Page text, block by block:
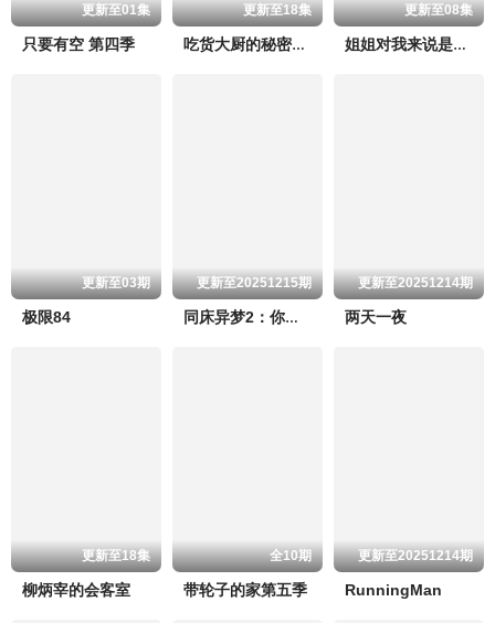
更新至01集
只要有空 第四季
更新至18集
吃货大厨的秘密厨房
更新至08集
姐姐对我来说是女人
更新至03期
极限84
更新至20251215期
同床异梦2：你是我的命运
更新至20251214期
两天一夜
更新至18集
柳炳宰的会客室
全10期
带轮子的家第五季
更新至20251214期
RunningMan